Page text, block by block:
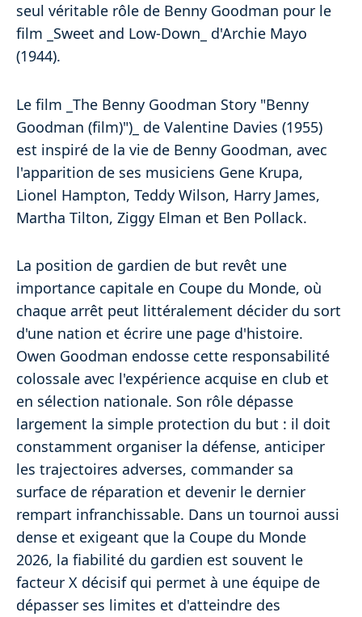
seul véritable rôle de Benny Goodman pour le
film _Sweet and Low-Down_ d'Archie Mayo
(1944).
Le film _The Benny Goodman Story "Benny
Goodman (film)")_ de Valentine Davies (1955)
est inspiré de la vie de Benny Goodman, avec
l'apparition de ses musiciens Gene Krupa,
Lionel Hampton, Teddy Wilson, Harry James,
Martha Tilton, Ziggy Elman et Ben Pollack.
La position de gardien de but revêt une
importance capitale en Coupe du Monde, où
chaque arrêt peut littéralement décider du sort
d'une nation et écrire une page d'histoire.
Owen Goodman endosse cette responsabilité
colossale avec l'expérience acquise en club et
en sélection nationale. Son rôle dépasse
largement la simple protection du but : il doit
constamment organiser la défense, anticiper
les trajectoires adverses, commander sa
surface de réparation et devenir le dernier
rempart infranchissable. Dans un tournoi aussi
dense et exigeant que la Coupe du Monde
2026, la fiabilité du gardien est souvent le
facteur X décisif qui permet à une équipe de
dépasser ses limites et d'atteindre des